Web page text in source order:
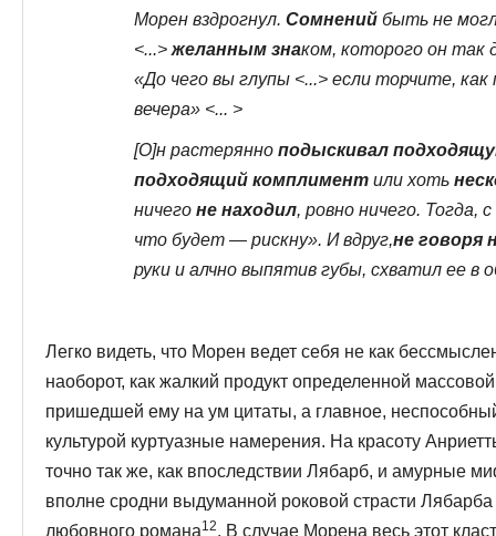
Морен вздрогнул. Сомнений быть не
<...> желанным знаком, которого он так
«До чего вы глупы <...> если торчите,
вечера» <... >
[О]н растерянно подыскивал
подходящий комплимент или хоть
ничего не находил, ровно ничего. Тогда,
что будет — рискну». И вдруг,не говоря
руки и алчно выпятив губы, схватил ее в
Легко видеть, что Морен ведет себя не как
наоборот, как жалкий продукт определенной
пришедшей ему на ум цитаты, а главное,
культурой куртуазные наме­рения. На красоту
точно так же, как впоследствии Лябарб, и амурные
вполне сродни выдуманной роковой страсти
любовного романа12. В случае Морена весь этот